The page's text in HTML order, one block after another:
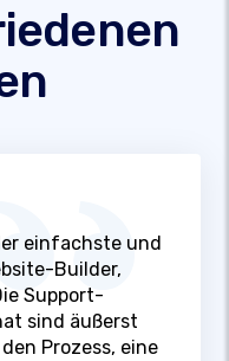
einfachste und
Builder,
Support-
sind äußerst
Prozess, eine